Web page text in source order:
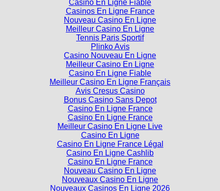
Casino En Ligne Fiable
Casinos En Ligne France
Nouveau Casino En Ligne
Meilleur Casino En Ligne
Tennis Paris Sportif
Plinko Avis
Casino Nouveau En Ligne
Meilleur Casino En Ligne
Casino En Ligne Fiable
Meilleur Casino En Ligne Français
Avis Cresus Casino
Bonus Casino Sans Depot
Casino En Ligne France
Casino En Ligne France
Meilleur Casino En Ligne Live
Casino En Ligne
Casino En Ligne France Légal
Casino En Ligne Cashlib
Casino En Ligne France
Nouveau Casino En Ligne
Nouveaux Casino En Ligne
Nouveaux Casinos En Ligne 2026